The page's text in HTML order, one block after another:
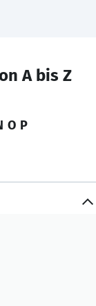
A bis Z
O P